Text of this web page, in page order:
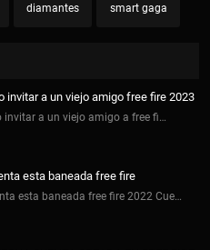
diamantes smart gaga
invitar a un viejo amigo free fire 2023
invitar a un viejo amigo a free fi…
esta baneada free fire
esta baneada free fire 2022 Cue…